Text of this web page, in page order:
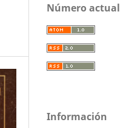
Número actual
Información